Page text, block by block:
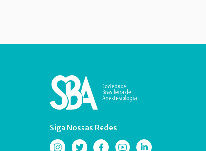
Siga Nossas Redes